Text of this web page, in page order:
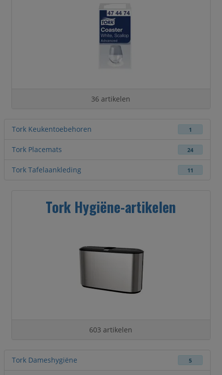
36 artikelen
Tork Keukentoebehoren 1
Tork Placemats 24
Tork Tafelaankleding 11
Tork Hygiëne-artikelen
603 artikelen
Tork Dameshygiëne 5